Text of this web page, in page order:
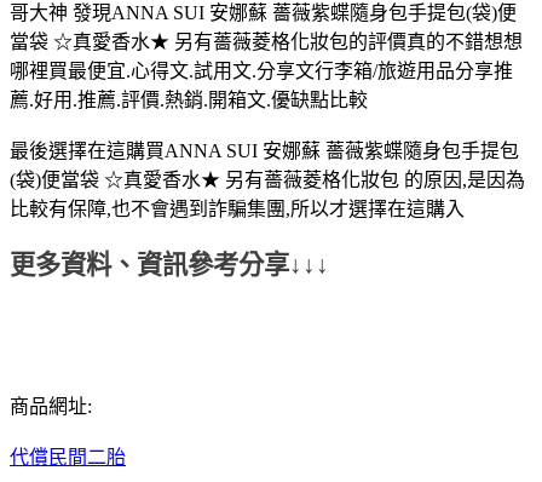
哥大神 發現ANNA SUI 安娜蘇 薔薇紫蝶隨身包手提包(袋)便
當袋 ☆真愛香水★ 另有薔薇菱格化妝包的評價真的不錯想想
哪裡買最便宜.心得文.試用文.分享文行李箱/旅遊用品分享推
薦.好用.推薦.評價.熱銷.開箱文.優缺點比較
最後選擇在這購買ANNA SUI 安娜蘇 薔薇紫蝶隨身包手提包
(袋)便當袋 ☆真愛香水★ 另有薔薇菱格化妝包 的原因,是因為
比較有保障,也不會遇到詐騙集團,所以才選擇在這購入
更多資料、資訊參考分享↓↓↓
商品網址:
代償民間二胎